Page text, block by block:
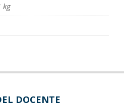
kg
DOCENTE